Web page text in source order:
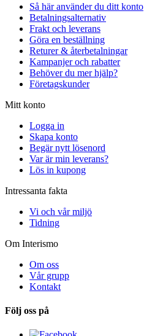
Så här använder du ditt konto
Betalningsalternativ
Frakt och leverans
Göra en beställning
Returer & återbetalningar
Kampanjer och rabatter
Behöver du mer hjälp?
Företagskunder
Mitt konto
Logga in
Skapa konto
Begär nytt lösenord
Var är min leverans?
Lös in kupong
Intressanta fakta
Vi och vår miljö
Tidning
Om Interismo
Om oss
Vår grupp
Kontakt
Följ oss på